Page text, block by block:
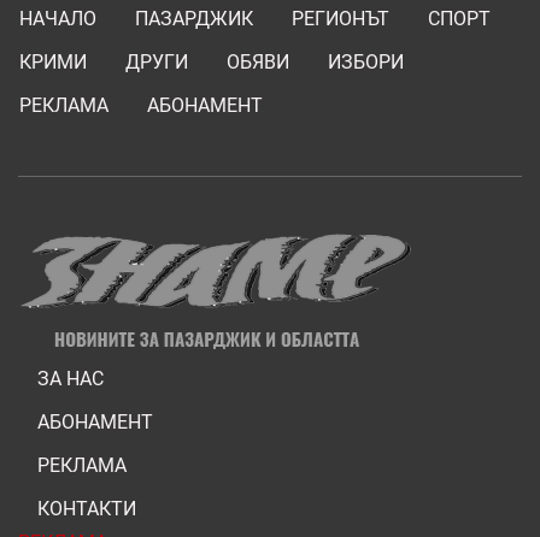
НАЧАЛО ПАЗАРДЖИК РЕГИОНЪТ
СПОРТ
КРИМИ
ДРУГИ ОБЯВИ
ИЗБОРИ
РЕКЛАМА
АБОНАМЕНТ
ЗА НАС
АБОНАМЕНТ
РЕКЛАМА
КОНТАКТИ